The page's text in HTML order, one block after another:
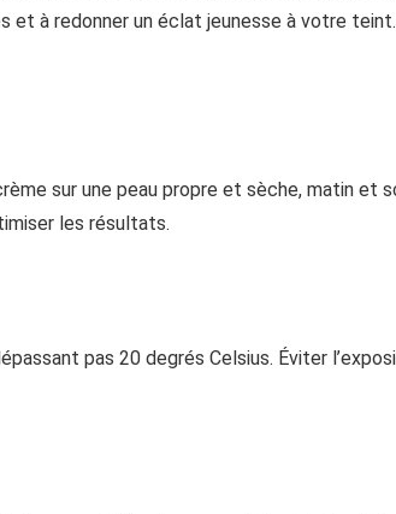
et à redonner un éclat jeunesse à votre
sur une peau propre et sèche, matin et
les résultats.
pas 20 degrés Celsius. Éviter